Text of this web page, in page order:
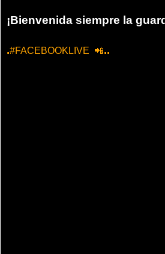
¡Bienvenida siempre la
.#FACEBOOKLIVE 📲..